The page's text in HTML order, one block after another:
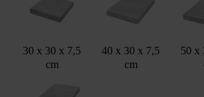
30 x 30 x 7,5
cm
40 x 30 x 7,5
cm
50 x